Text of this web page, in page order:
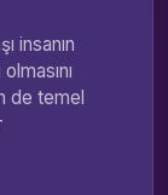
insanın
de temel